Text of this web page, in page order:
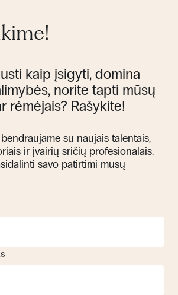
kaip įsigyti, domina
norite tapti mūsų
rėmėjais? Rašykite!
su naujais talentais,
ir įvairių sričių profesionalais.
savo patirtimi mūsų